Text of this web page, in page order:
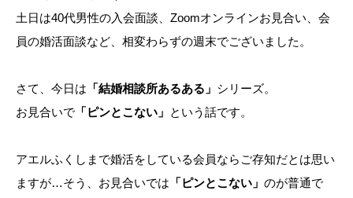
土日は40代男性の入会面談、Zoomオンラインお見合い、会
員の婚活面談など、相変わらずの週末でございました。
さて、今日は 「結婚相談所あるある」 シリーズ。
お見合いで 「ピンとこない」 という話です。
アエルふくしまで婚活をしている会員ならご存知だとは思い
ますが…そう、お見合いでは 「ピンとこない」 のが普通で